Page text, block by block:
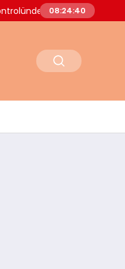
Yeni Yaklaşım Uzmanlar
08:24:41